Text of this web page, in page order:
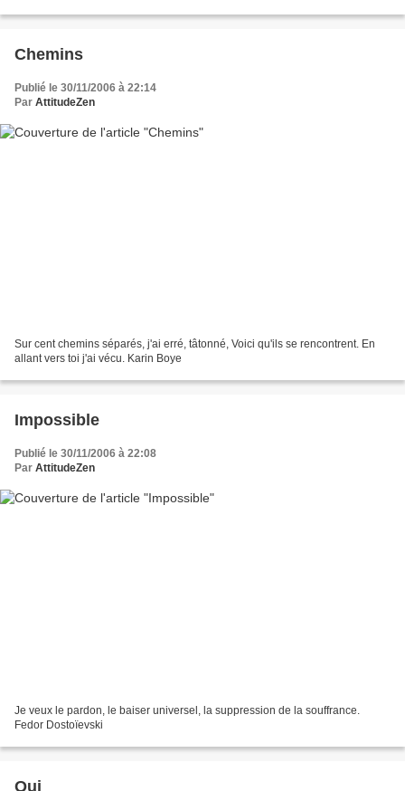
Chemins
Publié le 30/11/2006 à 22:14
Par AttitudeZen
Sur cent chemins séparés, j'ai erré, tâtonné, Voici qu'ils se rencontrent. En
allant vers toi j'ai vécu. Karin Boye
Impossible
Publié le 30/11/2006 à 22:08
Par AttitudeZen
Je veux le pardon, le baiser universel, la suppression de la souffrance.
Fedor Dostoïevski
Qui